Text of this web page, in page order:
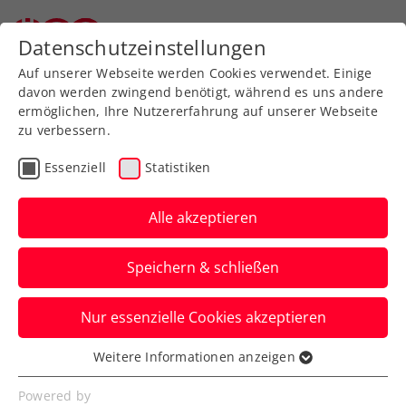
Zurück zur Newsübersicht
Rollstuhltennis
Erste Bank Open:
Rollstuhltennis als Best
Practice
Beim sportsbusiness.at Breakfast Club
steht der neue Turnierschwerpunkt im
Datenschutzeinstellungen
Auf unserer Webseite werden Cookies verwendet. Einige
davon werden zwingend benötigt, während es uns andere
ermöglichen, Ihre Nutzererfahrung auf unserer Webseite
zu verbessern.
Essenziell Statistiken
Alle akzeptieren
Speichern & schließen
Nur essenzielle Cookies akzeptieren
Essenziell
Essenzielle Cookies werden für grundlegende
Weitere Informationen anzeigen
Powered by